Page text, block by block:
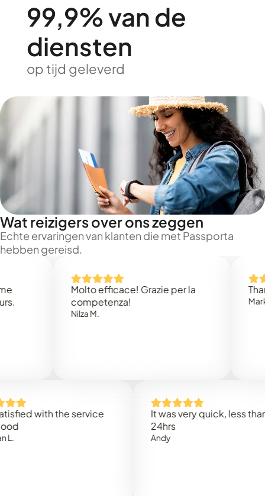
99,9% van de
diensten
op tijd geleverd
Wat reizigers over ons zeggen
Echte ervaringen van klanten die met Passporta
hebben gereisd.
Molto efficace! Grazie per la
competenza!
Thank
Mark N.
with the service
It was very quick, less than